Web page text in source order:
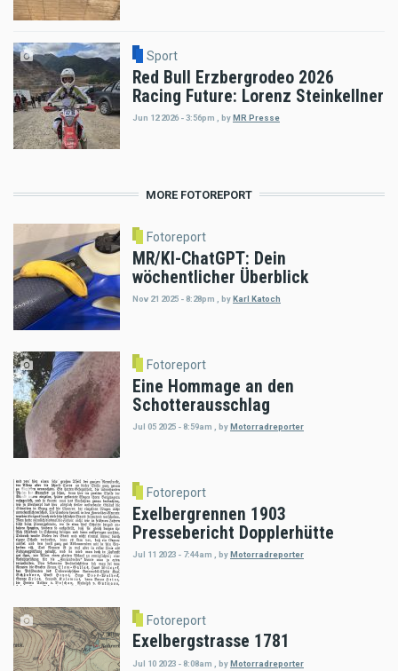
Sport
Red Bull Erzbergrodeo 2026
Racing Future: Lorenz Steinkellner
Jun 12 2026 - 3:56pm byMR Presse
MORE FOTOREPORT
Fotoreport
MR/KI-ChatGPT: Dein
wöchentlicher Überblick
Nov 21 2025 - 8:28pm , byKarl Katoch
Fotoreport
Eine Hommage an den
Schotterausschlag
Jul 05 2025 - 8:59am byMotorradreporter
Fotoreport
Exelbergrennen 1903
Pressebericht Dopplerhütte
Jul 11 2023 - 7:44am byMotorradreporter
Fotoreport
Exelbergstrasse 1781
Jul 10 2023 - 8:08am byMotorradreporter